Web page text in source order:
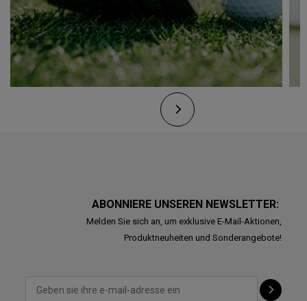
ABONNIERE UNSEREN NEWSLETTER:
Melden Sie sich an, um exklusive E-Mail-Aktionen,
Produktneuheiten und Sonderangebote!